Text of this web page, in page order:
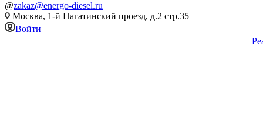
@zakaz@energo-diesel.ru
Москва, 1-й Нагатинский проезд, д.2 стр.35
Войти